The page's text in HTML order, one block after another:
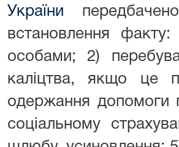
України
встановлення
особами; 2)
каліцтва, якщо це
одержання допомоги
соціальному